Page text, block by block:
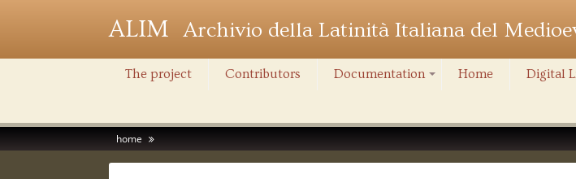
ALIM Archivio della Latinità Italiana del
The project Contributors Documentation Home Digital
home